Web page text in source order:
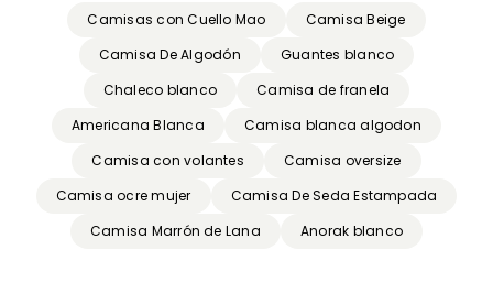
Camisas con Cuello Mao
Camisa Beige
Camisa De Algodón
Guantes blanco
Chaleco blanco
Camisa de franela
Americana Blanca
Camisa blanca algodon
Camisa con volantes
Camisa oversize
Camisa ocre mujer
Camisa De Seda Estampada
Camisa Marrón de Lana
Anorak blanco